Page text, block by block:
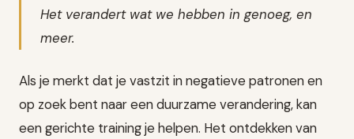
Het verandert wat we hebben in genoeg, en
meer.
Als je merkt dat je vastzit in negatieve patronen en
op zoek bent naar een duurzame verandering, kan
een gerichte training je helpen. Het ontdekken van